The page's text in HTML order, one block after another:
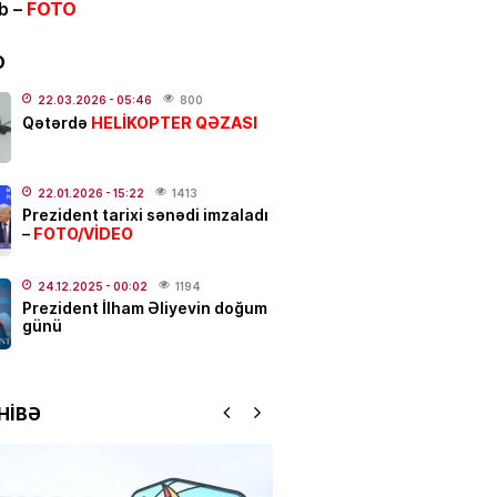
ediləndə ağır xəstəlik
- 08:49 100
cəngavər: Kolobok” yay
kassa rekordunu qırdı
kəndlərində qaz olmayacaq
– FOTO
22.03.2026 - 05:46 800
Qətərdə HELİKOPTER QƏZASI
22.01.2026 - 15:22 1413
Prezident tarixi sənədi imzaladı
– FOTO/VİDEO
24.12.2025 - 00:02 1194
Prezident İlham Əliyevin doğum
günü